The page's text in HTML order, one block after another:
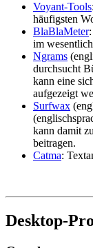
Voyant-Tools:
häufigsten
BlaBlaMeter
im
Ngrams
durchsucht
kann eine
aufgezeigt
Surfwax
kann damit
beitragen.
Catma:
Desktop-